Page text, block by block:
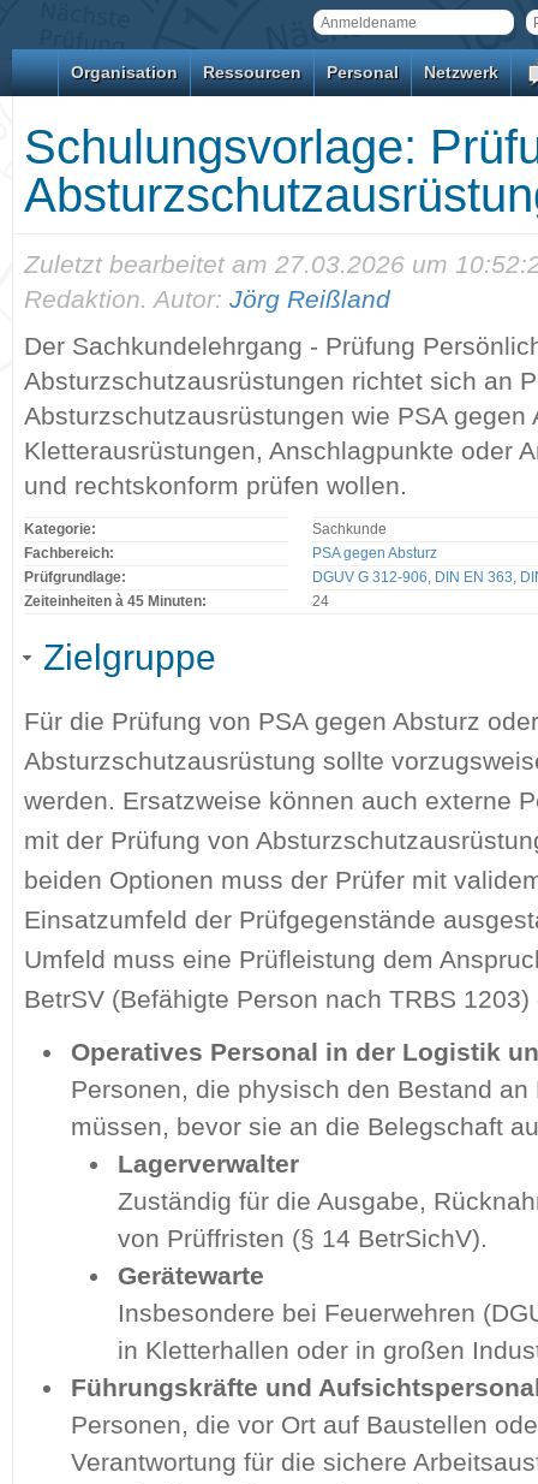
Organisation Ressourcen Personal Netzwerk
Schulungsvorlage:
Zuletzt bearbeitet am 27.03.2026 um
Redaktion. Autor: Jörg Reißland
Der Sachkundelehrgang - Prüfung
Absturzschutzausrüstungen richtet sich an
Absturzschutzausrüstungen wie PSA gegen
Kletterausrüstungen, Anschlagpunkte oder
und rechtskonform prüfen wollen.
Kategorie:
Sachkunde
Fachbereich:
PSA gegen Absturz
Prüfgrundlage:
DGUV G 312-906, DIN EN 363,
Zeiteinheiten à 45 Minuten:
24
Zielgruppe
Für die Prüfung von PSA gegen Absturz
Absturzschutzausrüstung sollte
werden. Ersatzweise können auch externe
mit der Prüfung von
beiden Optionen muss der Prüfer mit
Einsatzumfeld der Prüfgegenstände
Umfeld muss eine Prüfleistung dem
BetrSV (Befähigte Person nach TRBS
Operatives Personal in der Logistik
Personen, die physisch den Bestand
müssen, bevor sie an die Belegschaft
Lagerverwalter
Zuständig für die Ausgabe,
von Prüffristen (§ 14 BetrSichV).
Gerätewarte
Insbesondere bei Feuerwehren
in Kletterhallen oder in großen
Führungskräfte und
Personen, die vor Ort auf Baustellen
Verantwortung für die sichere